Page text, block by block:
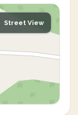
Street View